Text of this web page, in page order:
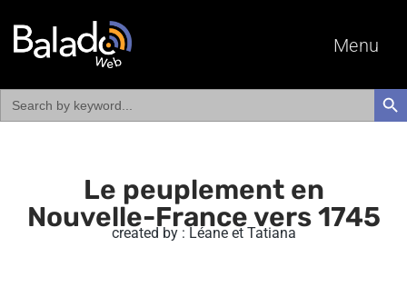
Menu
Search
for:
Le peuplement en
Nouvelle-France vers 1745
created by : Léane et Tatiana